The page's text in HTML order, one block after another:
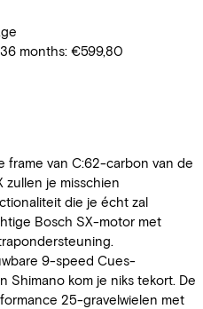
months: €599,80
frame van C:62-carbon van de
zullen je misschien
die je écht zal
Bosch SX-motor met
9-speed Cues-
Shimano kom je niks tekort. De
25-gravelwielen met